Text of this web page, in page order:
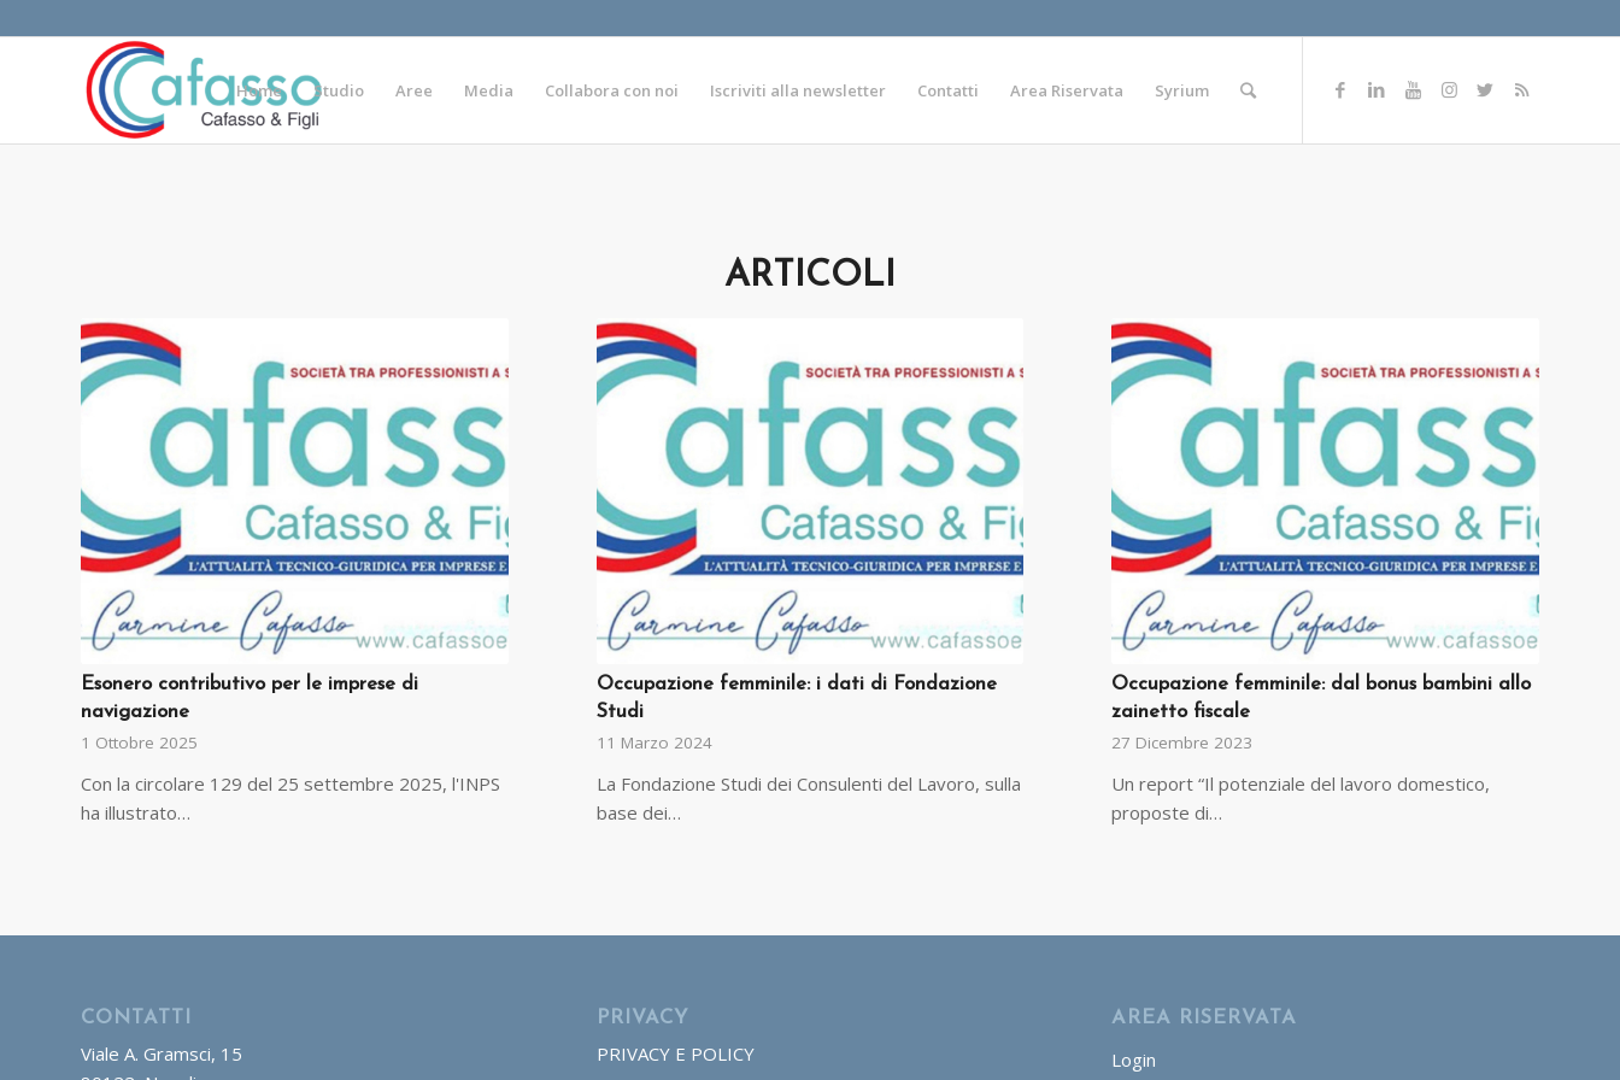
Home Studio Aree Media Collabora con noi Iscriviti alla newsletter Contatti Area Riservata Syrium
ARTICOLI
Esonero contributivo per le imprese di
navigazione
1 Ottobre 2025
Con la circolare 129 del 25 settembre 2025, l'INPS
ha illustrato…
Occupazione femminile: i dati di Fondazione
Studi
11 Marzo 2024
La Fondazione Studi dei Consulenti del Lavoro, sulla
base dei…
Occupazione femminile: dal bonus bambini allo
zainetto fiscale
27 Dicembre 2023
Un report “Il potenziale del lavoro domestico,
proposte di…
CONTATTI
Viale A. Gramsci, 15
PRIVACY
PRIVACY E POLICY
AREA RISERVATA
Login